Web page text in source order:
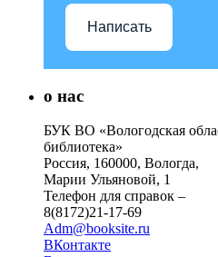
Написать
о нас
БУК ВО «Вологодская
библиотека»
Россия, 160000, Вологда,
Марии Ульяновой, 1
Телефон для справок –
8(8172)21-17-69
Adm@booksite.ru
ВКонтакте